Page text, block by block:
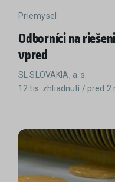
Priemysel
Odborníci na
vpred
SL SLOVAKIA, a. s.
12 tis. zhliadnutí / pred 2